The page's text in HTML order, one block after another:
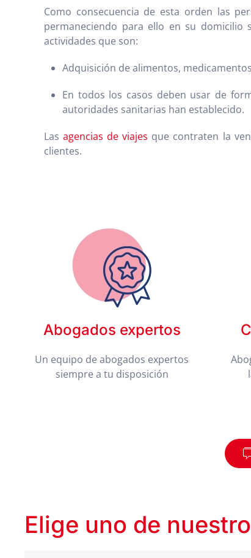
Como consecuencia de esta orden las
permaneciendo para ello en su
actividades que son:
Adquisición de alimentos,
En todos los casos deben usar de
autoridades sanitarias han establecido.
Lasagencias de viajes que contraten la
clientes.
Abogados expertos
Un equipo de abogados expertos
siempre a tu disposición
Elige uno de